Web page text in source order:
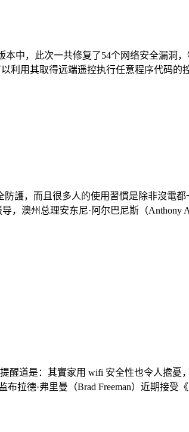
本中，此次一共修复了54个网络安全漏
利用其取得远端遥控执行任意程序代码的
護，而且很多人的使用習慣是除非沒電
澳州总理安东尼·阿尔巴尼斯（Anthony
醒道是：其實家用 wifi 安全性也令人擔
拉德·弗里曼（Brad Freeman）近期接受